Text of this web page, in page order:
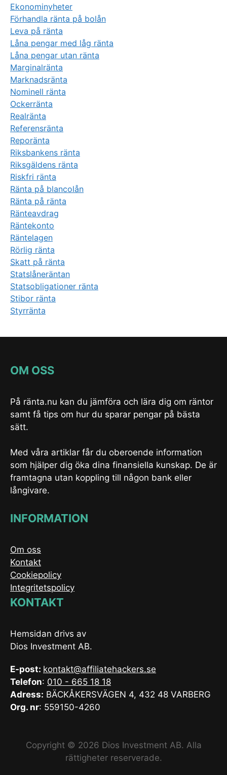
Ekonominyheter
Förhandla ränta på bolån
Leva på ränta
Låna pengar med låg ränta
Låna pengar utan ränta
Marginalränta
Marknadsränta
Nominell ränta
Ockerränta
Realränta
Referensränta
Reporänta
Riksbankens ränta
Riksgäldens ränta
Riskfri ränta
Ränta på blancolån
Ränta på ränta
Ränteavdrag
Räntekonto
Räntelagen
Rörlig ränta
Skatt på ränta
Statslåneräntan
Statsobligationer ränta
Stibor ränta
Styrränta
OM OSS
På ränta.nu kan du jämföra och lära dig om räntor
samt få tips om hur du sparar pengar på bästa
sätt.
Med våra artiklar får du oberoende information
som hjälper dig öka dina finansiella kunskap. De är
framtagna utan koppling till någon bank eller
långivare.
INFORMATION
Om oss
Kontakt
Cookiepolicy
Integritetspolicy
KONTAKT
Hemsidan drivs av
Dios Investment AB.
E-post: kontakt@affiliatehackers.se
Telefon: 010 - 665 18 18
Adress: BÄCKÅKERSVÄGEN 4, 432 48 VARBERG
Org. nr: 559150-4260
Copyright © 2026 Dios Investment AB. Alla
rättigheter reserverade.